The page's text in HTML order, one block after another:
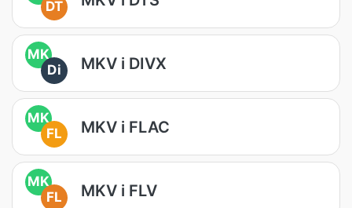
DT
MK
Di
MKV i DIVX
MK
FL
MKV i FLAC
MK
FL
MKV i FLV